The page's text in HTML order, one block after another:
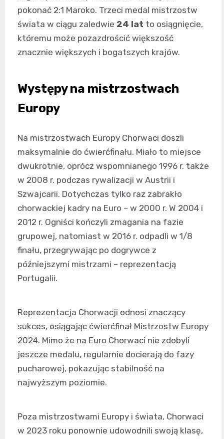
pokonać 2:1 Maroko. Trzeci medal mistrzostw
świata w ciągu zaledwie 24 lat to osiągnięcie,
któremu może pozazdrościć większość
znacznie większych i bogatszych krajów.
Występy na mistrzostwach
Europy
Na mistrzostwach Europy Chorwaci doszli
maksymalnie do ćwierćfinału. Miało to miejsce
dwukrotnie, oprócz wspomnianego 1996 r. także
w 2008 r. podczas rywalizacji w Austrii i
Szwajcarii. Dotychczas tylko raz zabrakło
chorwackiej kadry na Euro – w 2000 r. W 2004 i
2012 r. Ogniści kończyli zmagania na fazie
grupowej, natomiast w 2016 r. odpadli w 1/8
finału, przegrywając po dogrywce z
późniejszymi mistrzami – reprezentacją
Portugalii.
Reprezentacja Chorwacji odnosi znaczący
sukces, osiągając ćwierćfinał Mistrzostw Europy
2024. Mimo że na Euro Chorwaci nie zdobyli
jeszcze medalu, regularnie docierają do fazy
pucharowej, pokazując stabilność na
najwyższym poziomie.
Poza mistrzostwami Europy i świata, Chorwaci
w 2023 roku ponownie udowodnili swoją klasę,